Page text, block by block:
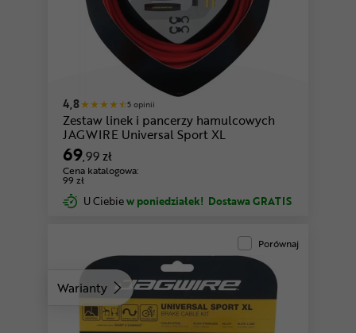
4,8 5 opinii
Zestaw linek i pancerzy hamulcowych
JAGWIRE Universal Sport XL
69,99 zł
Cena katalogowa:
99 zł
U Ciebiew poniedziałek! Dostawa GRATIS
Warianty
Porównaj